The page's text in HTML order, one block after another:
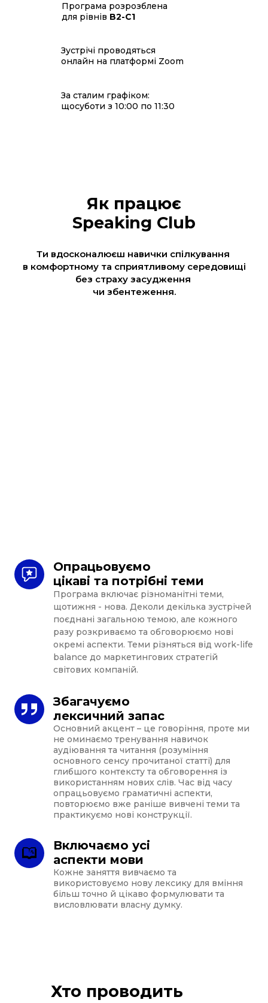
Програма розрозблена
для рівнів B2-С1
Зустрічі проводяться
онлайн на платформі Zoom
За сталим графіком:
щосуботи з 10:00 по 11:30
Як працює
Speaking Club
Ти вдосконалюєш навички спілкування
в комфортному та сприятливому середовищі
без страху засудження
чи збентеження.
Опрацьовуємо
цікаві та потрібні теми
Програма включає різноманітні теми,
щотижня - нова. Деколи декілька зустрічей
поєднані загальною темою, але кожного
разу розкриваємо та обговорюємо нові
окремі аспекти. Теми різняться від work-life
balance до маркетингових стратегій
світових компаній.
Збагачуємо
лексичний запас
Основний акцент – це говоріння, проте ми
не оминаємо тренування навичок
аудіювання та читання (розуміння
основного сенсу прочитаної статті) для
глибшого контексту та обговорення із
використанням нових слів. Час від часу
опрацьовуємо граматичні аспекти,
повторюємо вже раніше вивчені теми та
практикуємо нові конструкції.
Включаємо усі
аспекти мови
Кожне заняття вивчаємо та
використовуємо нову лексику для вміння
більш точно й цікаво формулювати та
висловлювати власну думку.
Хто проводить